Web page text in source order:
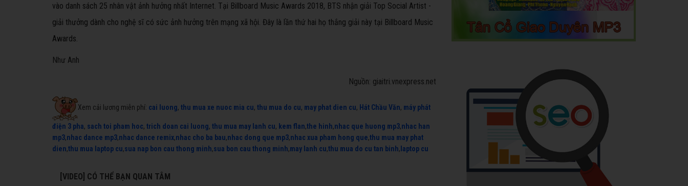
vào danh sách 25 nhân vật ảnh hưởng nhất Internet. Tại Billboard Music Awards 2018, BTS nhận giải Top Social Artist -
giải thưởng dành cho nghệ sĩ có sức ảnh hưởng trên mạng xã hội. Đây là lần thứ hai họ thắng giải này tại Billboard Music
Awards.
Như Anh
Nguồn: giaitri.vnexpress.net
Xem cải lương miễn phí: cai luong, thu mua xe nuoc mia cu, thu mua do cu, may phat dien cu, Hát Chầu Văn, máy phát
điện 3 pha, sach toi pham hoc, trich doan cai luong, thu mua may lanh cu, kem flan,the hinh,nhac que huong mp3,nhac han
mp3,nhac dance mp3,nhac dance remix,nhac cho ba bau,nhac dong que mp3,nhac xua pham hong que,thu mua may phat
dien,thu mua laptop cu,sua nap bon cau thong minh,sua bon cau thong minh,may lanh cu,thu mua do cu tan binh, laptop cu
[VIDEO] CÓ THỂ BẠN QUAN TÂM